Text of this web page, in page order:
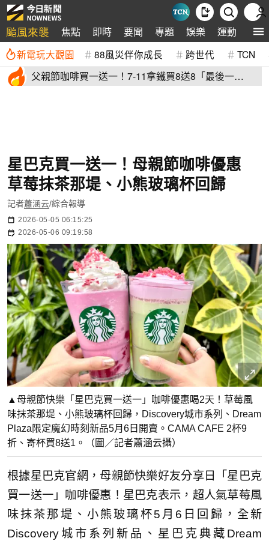
颱風來襲 焦點 即時 要聞 專題 娛樂 運動 全球
新電玩大觀園 88風災伴你成長 跨世代 TCN
父親節咖啡買一送一！7-11拿鐵買8送8「最後一
星巴克買一送一！母親節咖啡優惠
草莓抹茶那堤、小熊玻璃杯回歸
記者蕭涵云/綜合報導
2026-05-05 06:15:25
2026-05-06 09:19:58
▲母親節快樂「星巴克買一送一」咖啡優惠喝2天！草莓風
味抹茶那堤、小熊玻璃杯回歸，Discovery城市系列、Dream
Plaza限定魔幻時刻新品5月6日開賣。CAMA CAFE 2杯9
折、寄杯買8送1。（圖／記者蕭涵云攝）
根據星巴克官網，母親節快樂好友分享日「星巴克
買一送一」咖啡優惠！星巴克表示，超人氣草莓風
味抹茶那堤、小熊玻璃杯5月6日回歸，全新
Discovery城市系列新品、星巴克典藏Dream